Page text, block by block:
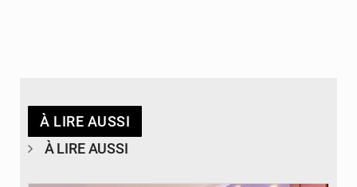
À LIRE AUSSI
À LIRE AUSSI